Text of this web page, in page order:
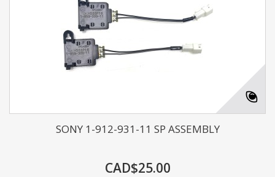
SONY 1-912-931-11 SP ASSEMBLY
CAD$25.00